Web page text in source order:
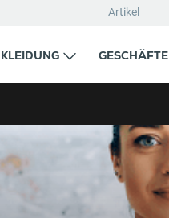
Artikel
KLEIDUNG GESCHÄFTE